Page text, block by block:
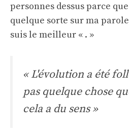
personnes dessus parce
quelque sorte sur ma
suis le meilleur « . »
« L'évolution a été
pas quelque chose
cela a du sens »